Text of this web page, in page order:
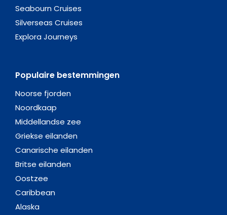
Seabourn Cruises
Silverseas Cruises
Explora Journeys
Populaire bestemmingen
Noorse fjorden
Noordkaap
Middellandse zee
Griekse eilanden
Canarische eilanden
Britse eilanden
Oostzee
Caribbean
Alaska